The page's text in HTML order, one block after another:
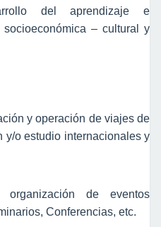
del aprendizaje e
– cultural y
y operación de viajes de
y/o estudio internacionales y
de eventos
Conferencias, etc.